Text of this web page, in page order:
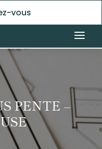
vous
PENTE –